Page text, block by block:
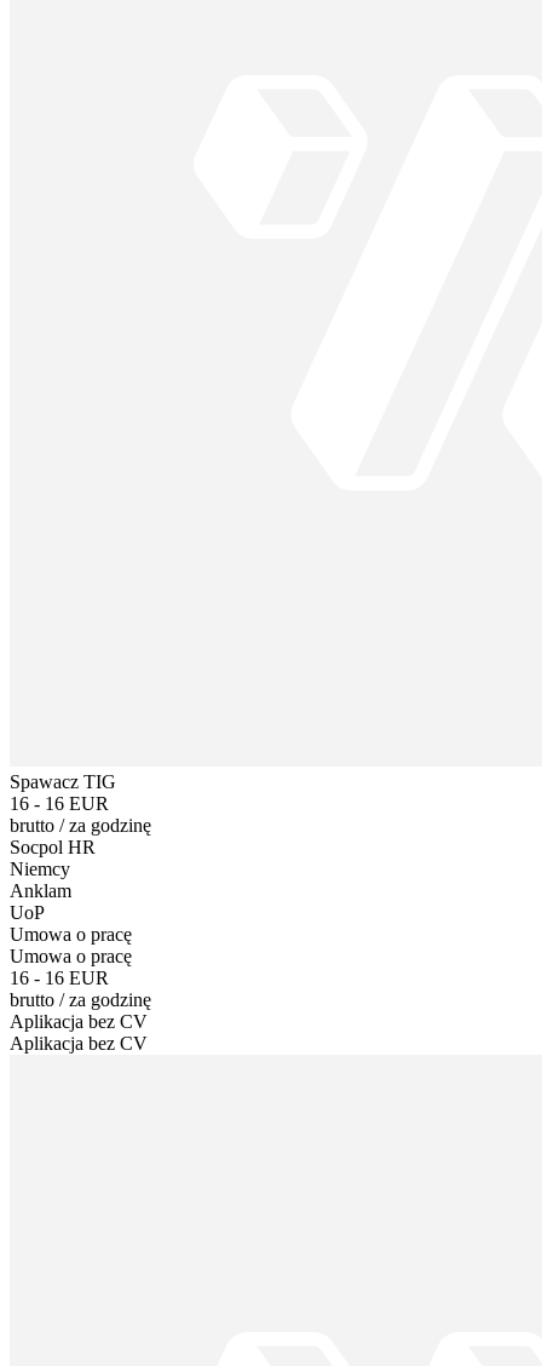
Spawacz TIG
16 - 16 EUR
brutto /za godzinę
Socpol HR
Niemcy
Anklam
UoP
Umowa o pracę
Umowa o pracę
16 - 16 EUR
brutto /za godzinę
Aplikacja bez CV
Aplikacja bez CV